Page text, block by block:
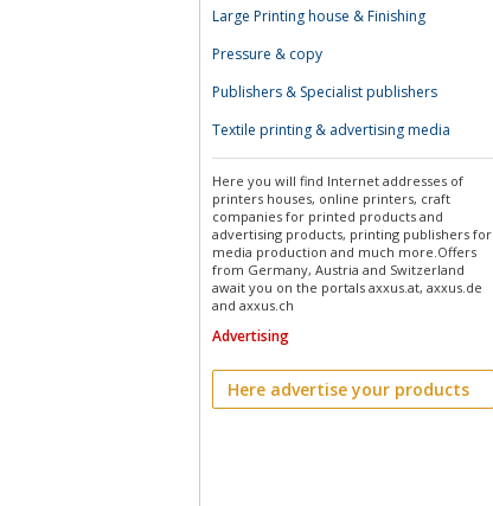
Large Printing house & Finishing
Pressure & copy
Publishers & Specialist publishers
Textile printing & advertising media
Here you will find Internet addresses of
printers houses, online printers, craft
companies for printed products and
advertising products, printing publishers for
media production and much more.Offers
from Germany, Austria and Switzerland
await you on the portals axxus.at, axxus.de
and axxus.ch
Advertising
Here advertise your products